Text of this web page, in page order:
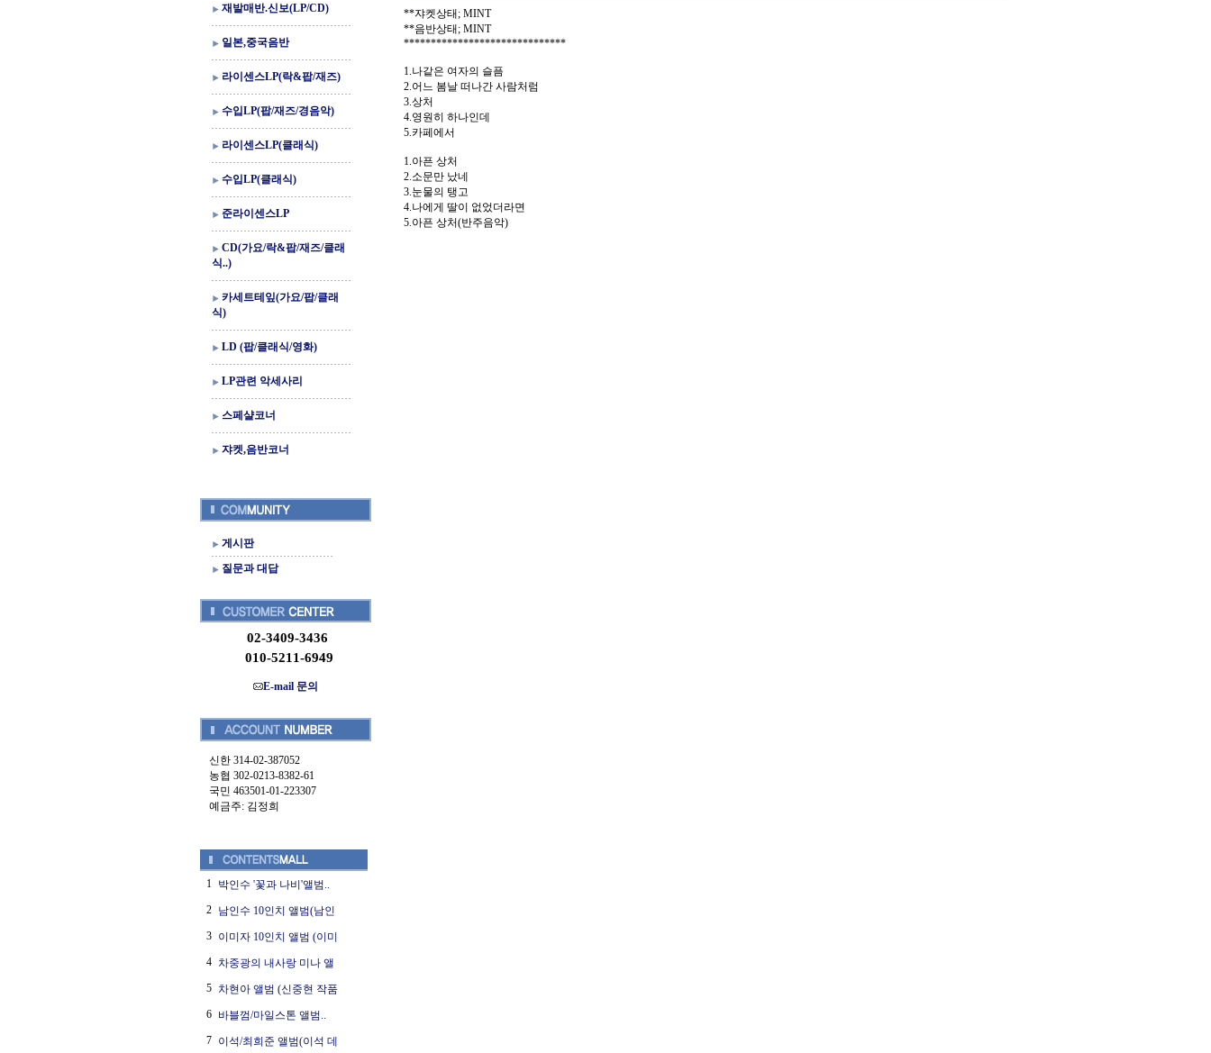
재발매반.신보(LP/CD)
일본,중국음반
라이센스LP(락&팝/재즈)
수입LP(팝/재즈/경음악)
라이센스LP(클래식)
수입LP(클래식)
준라이센스LP
CD(가요/락&팝/재즈/클래
식..)
카세트테잎(가요/팝/클래
식)
LD (팝/클래식/영화)
LP관련 악세사리
스페샬코너
쟈켓,음반코너
게시판
질문과 대답
02-3409-3436
010-5211-6949
E-mail 문의
신한 314-02-387052
농협 302-0213-8382-61
국민 463501-01-223307
예금주: 김정희
1 박인수 '꽃과 나비'앨범..
2 남인수 10인치 앨범(남인
3 이미자 10인치 앨범 (이미
4 차중광의 내사랑 미나 앨
5 차현아 앨범 (신중현 작품
6 바블껌/마일스톤 앨범..
7 이석/최희준 앨범(이석 데
**쟈켓상태; MINT
**음반상태; MINT
******************************
1.나같은 여자의 슬픔
2.어느 봄날 떠나간 사람처럼
3.상처
4.영원히 하나인데
5.카페에서
1.아픈 상처
2.소문만 났네
3.눈물의 탱고
4.나에게 딸이 없었더라면
5.아픈 상처(반주음악)